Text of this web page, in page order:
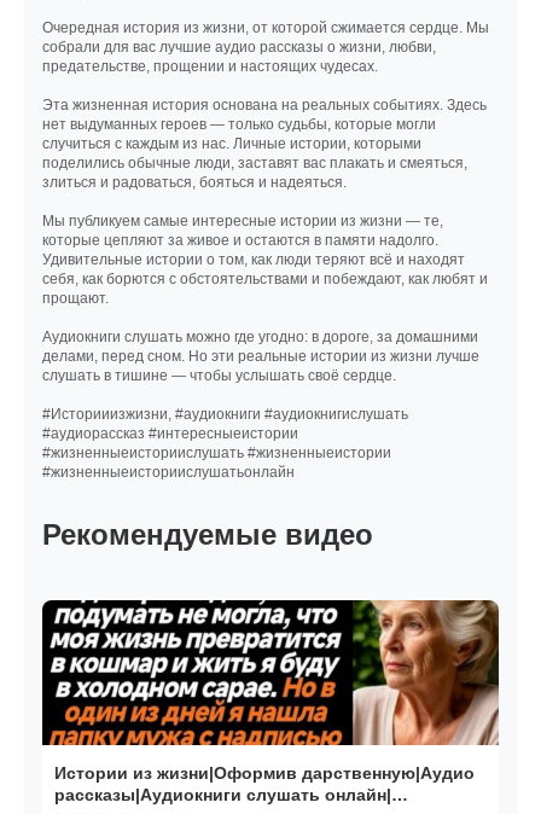
Очередная история из жизни, от которой сжимается сердце. Мы
собрали для вас лучшие аудио рассказы о жизни, любви,
предательстве, прощении и настоящих чудесах.
Эта жизненная история основана на реальных событиях. Здесь
нет выдуманных героев — только судьбы, которые могли
случиться с каждым из нас. Личные истории, которыми
поделились обычные люди, заставят вас плакать и смеяться,
злиться и радоваться, бояться и надеяться.
Мы публикуем самые интересные истории из жизни — те,
которые цепляют за живое и остаются в памяти надолго.
Удивительные истории о том, как люди теряют всё и находят
себя, как борются с обстоятельствами и побеждают, как любят и
прощают.
Аудиокниги слушать можно где угодно: в дороге, за домашними
делами, перед сном. Но эти реальные истории из жизни лучше
слушать в тишине — чтобы услышать своё сердце.
#Историиизжизни, #аудиокниги #аудиокнигислушать
#аудиорассказ #интересныеистории
#жизненныеисториислушать #жизненныеистории
#жизненныеисториислушатьонлайн
Рекомендуемые видео
Истории из жизни|Оформив дарственную|Аудио
рассказы|Аудиокниги слушать онлайн|